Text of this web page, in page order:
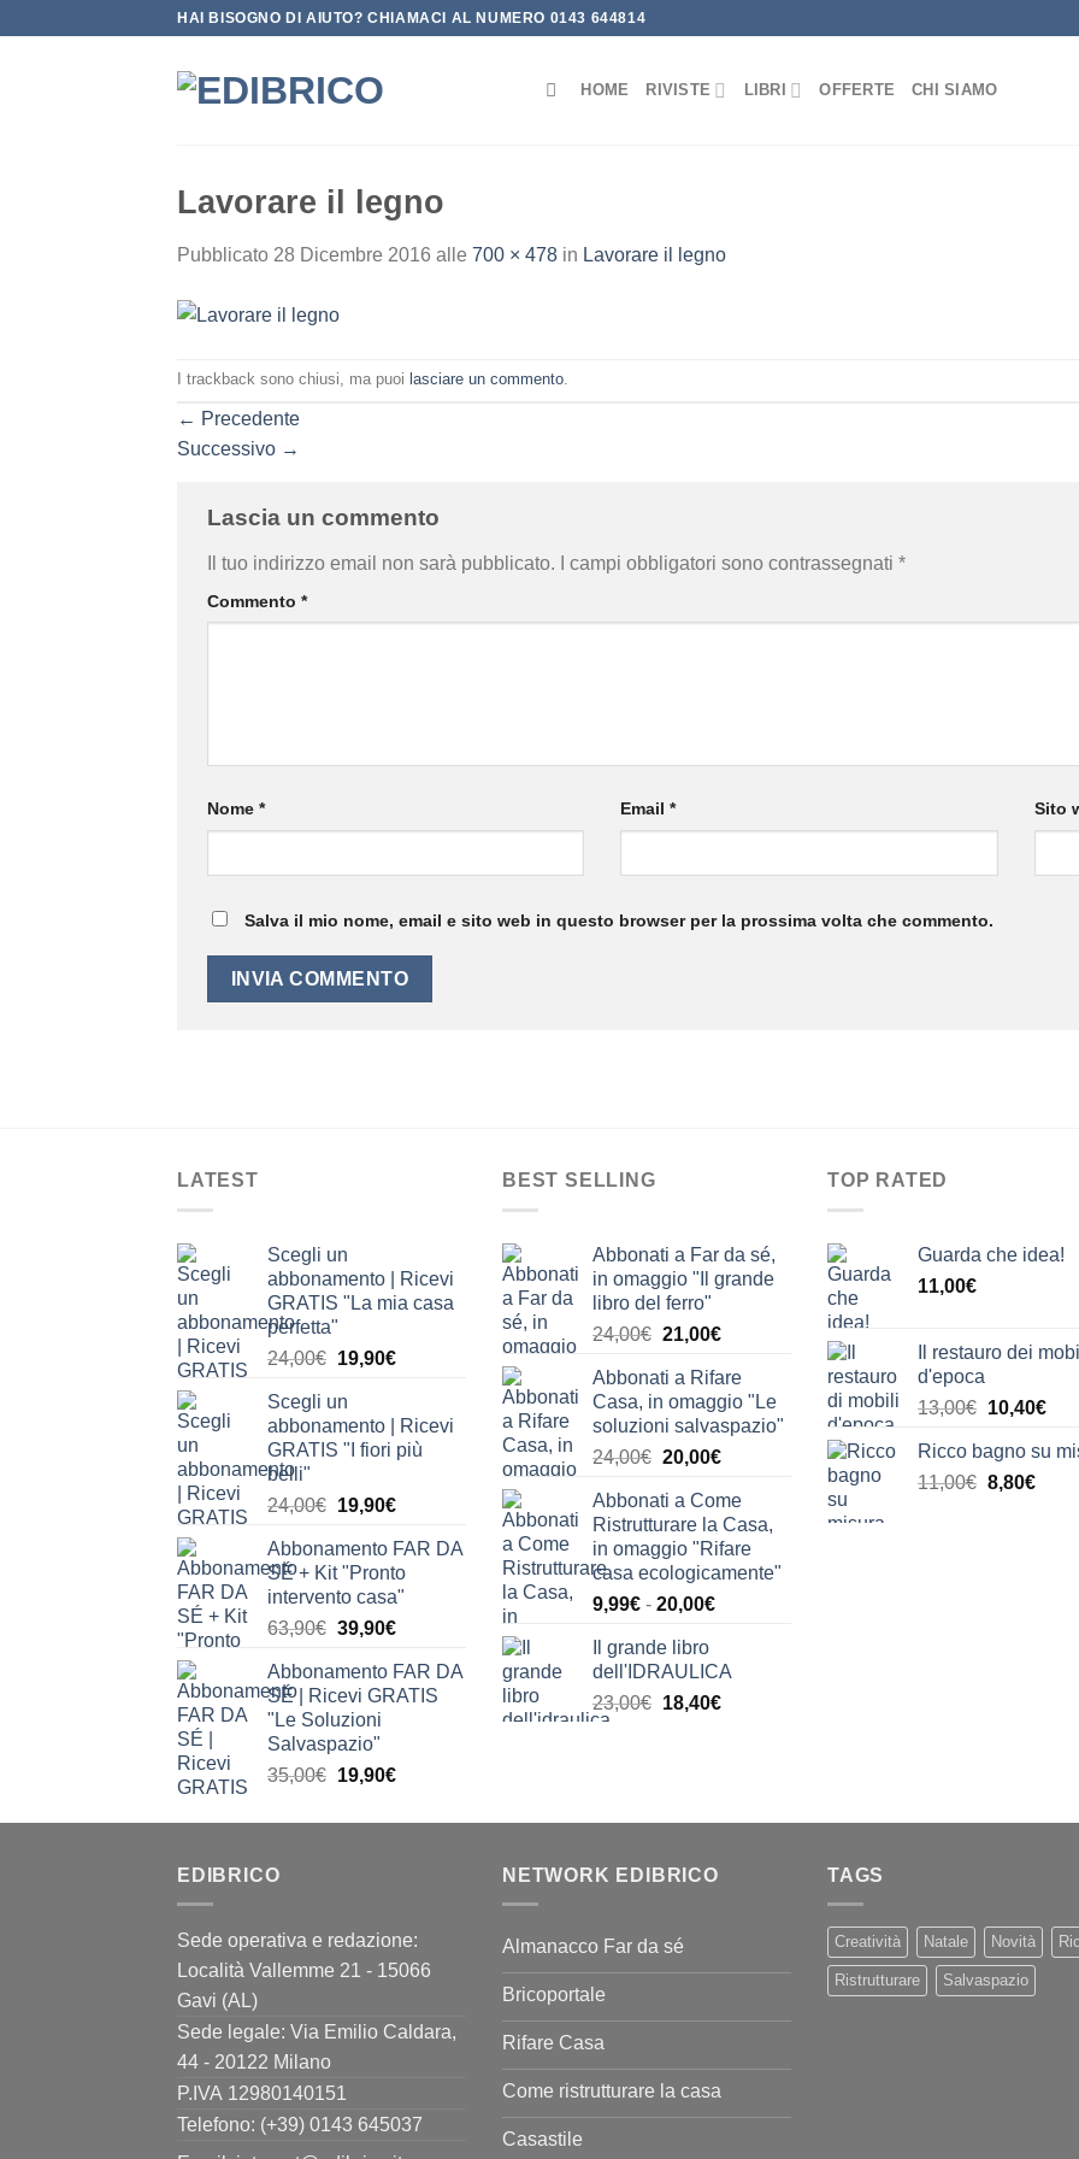
HAI BISOGNO DI AIUTO? CHIAMACI AL NUMERO 0143 644814
HOME RIVISTE LIBRI OFFERTE CHI SIAMO
Lavorare il legno
Pubblicato 28 Dicembre 2016 alle 700 × 478 in Lavorare il legno
I trackback sono chiusi, ma puoi lasciare un commento.
← Precedente
Successivo →
Lascia un commento
Il tuo indirizzo email non sarà pubblicato. I campi obbligatori sono contrassegnati *
Commento *
Nome * Email* Sito
Salva il mio nome, email e sito web in questo browser per la prossima volta che commento.
LATEST
Scegli un
abbonamento | Ricevi
GRATIS "La mia casa
perfetta"
24,00€ Il
originale
era:
24,00€.
19,90€Il
è:
19,90€.
Scegli un
abbonamento | Ricevi
GRATIS "I fiori più
belli"
24,00€ Il
originale
era:
24,00€.
19,90€Il
attuale
è:
19,90€.
Abbonamento FAR DA
SÉ + Kit "Pronto
intervento casa"
63,90€ Il
originale
era:
63,90€.
39,90€Il
attuale
è:
Abbonamento FAR DA
SÉ | Ricevi GRATIS
"Le Soluzioni
Salvaspazio"
35,00€ Il
originale
19,90€Il
attuale
BEST SELLING
Abbonati a Far da sé,
in omaggio "Il grande
libro del ferro"
24,00€ Il
originale
era:
24,00€.
21,00€Il
attuale
è:
21,00€.
Abbonati a Rifare
Casa, in omaggio "Le
soluzioni salvaspazio"
24,00€ Il
originale
era:
24,00€.
20,00€Il
attuale
è:
20,00€.
Abbonati a Come
Ristrutturare la Casa,
in omaggio "Rifare
casa ecologicamente"
9,99€ - 20,00€Fascia
da
9,99€
Il grande libro
dell'IDRAULICA
23,00€ Il
18,40€Il
TOP RATED
Guarda che idea!
11,00€
Il restauro dei
d'epoca
13,00€ Il
originale
era:
10,40€Il
Ricco bagno su
11,00€ Il
8,80€Il
EDIBRICO
Sede operativa e redazione:
Località Vallemme 21 - 15066
Gavi (AL)
Sede legale: Via Emilio Caldara,
44 - 20122 Milano
P.IVA 12980140151
Telefono: (+39) 0143 645037
NETWORK EDIBRICO
Almanacco Far da sé
Bricoportale
Rifare Casa
Come ristrutturare la casa
Casastile
TAGS
Creatività Natale Novità
Ristrutturare Salvaspazio